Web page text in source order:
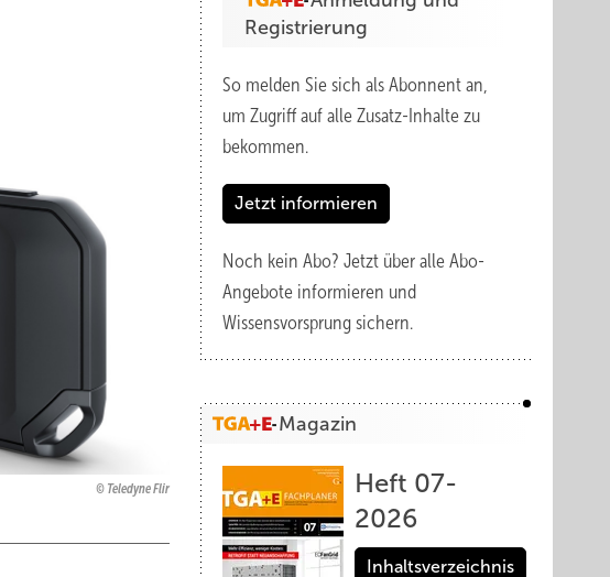
Teledyne Flir
Registrierung
So melden Sie sich als Abonnent an,
um Zugriff auf alle Zusatz-Inhalte zu
bekommen.
Jetzt informieren
Noch kein Abo? Jetzt über alle Abo-
Angebote informieren und
Wissensvorsprung sichern.
Magazin
Heft 07-
2026
Inhaltsverzeichnis